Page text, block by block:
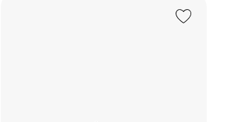
Add to Wishlist